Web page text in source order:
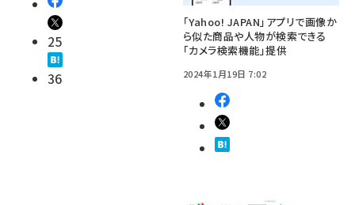
25
36
「Yahoo! JAPAN」アプリで画像か
ら似た商品や人物が検索できる
「カメラ検索機能」提供
2024年1月19日 7:02